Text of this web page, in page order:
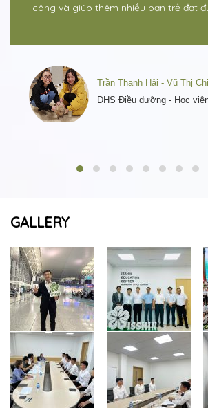
công và giúp thêm nhiều bạn trẻ đạt
Trần Thanh Hải - Vũ Thị Chi
DHS Điều dưỡng - Học
GALLERY